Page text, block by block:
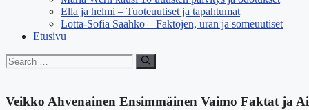
Ella ja helmi – Tuoteuutiset ja tapahtumat
Lotta-Sofia Saahko – Faktojen, uran ja someuutiset
Etusivu
Search
for:
Veikko Ahvenainen Ensimmäinen Vaimo Faktat ja